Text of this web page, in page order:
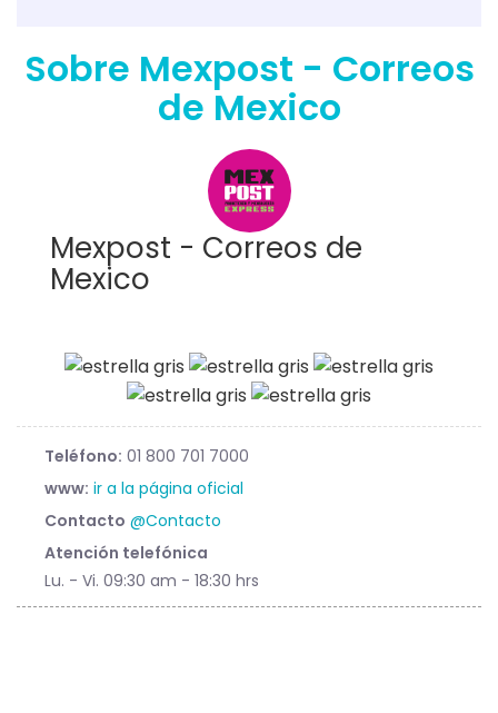
Sobre Mexpost - Correos
de Mexico
Mexpost - Correos de
Mexico
Teléfono: 01 800 701 7000
www: ir a la página oficial
Contacto @Contacto
Atención telefónica
Lu. - Vi. 09:30 am - 18:30 hrs